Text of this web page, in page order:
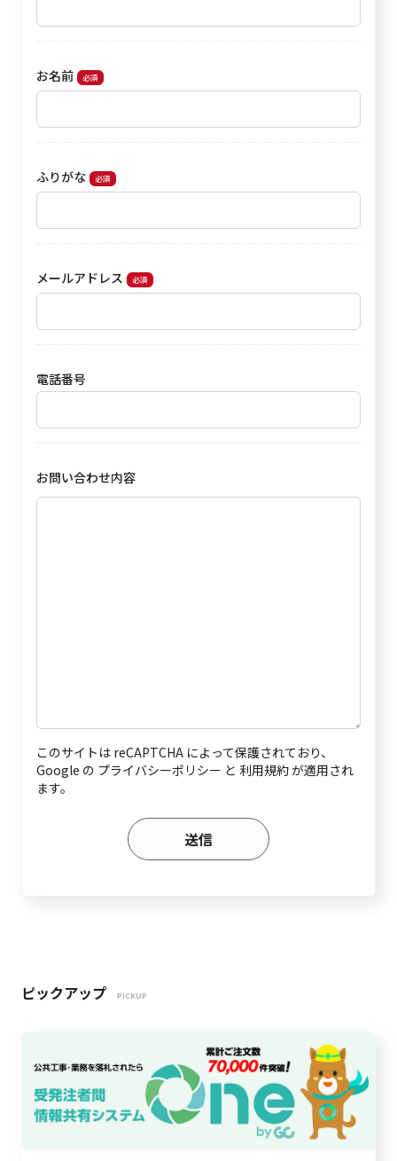
お名前 必須
ふりがな 必須
メールアドレス 必須
電話番号
お問い合わせ内容
このサイトは reCAPTCHA によって保護されており、
Google の プライバシーポリシー と 利用規約が適用され
ます。
ピックアップ PICKUP